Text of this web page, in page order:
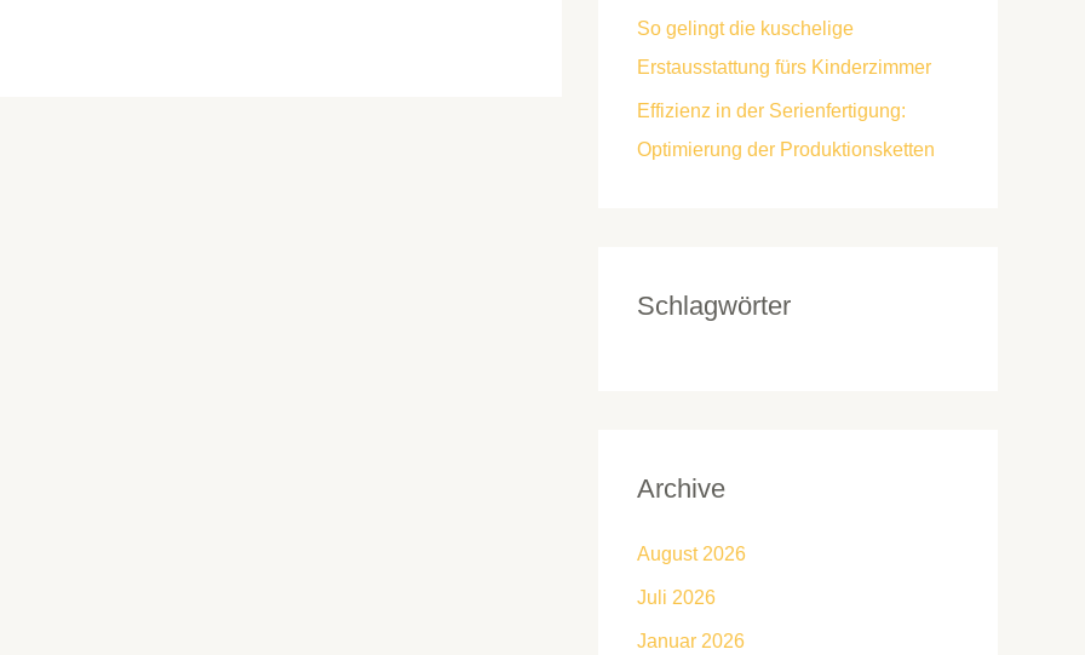
So gelingt die kuschelige
Erstausstattung fürs Kinderzimmer
Effizienz in der Serienfertigung:
Optimierung der Produktionsketten
Schlagwörter
Archive
August 2026
Juli 2026
Januar 2026